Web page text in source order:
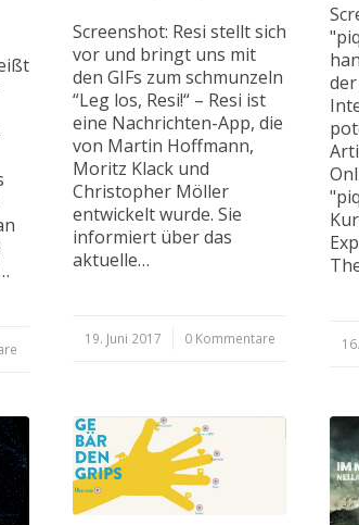
Screenshot: Resi stellt sich
vor und bringt uns mit
den GIFs zum schmunzeln
“Leg los, Resi!“ – Resi ist
eine Nachrichten-App, die
von Martin Hoffmann,
Moritz Klack und
Christopher Möller
entwickelt wurde. Sie
informiert über das
aktuelle…
19. Juni 2017 0 Kommentare